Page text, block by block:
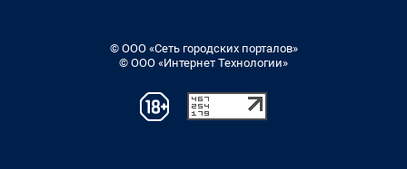
© ООО «Сеть городских порталов»
© ООО «Интернет Технологии»